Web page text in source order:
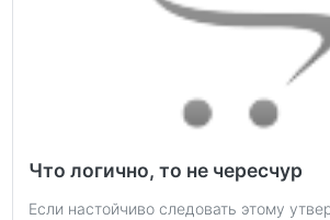
Что логично, то не чересчур
Если настойчиво следовать этому